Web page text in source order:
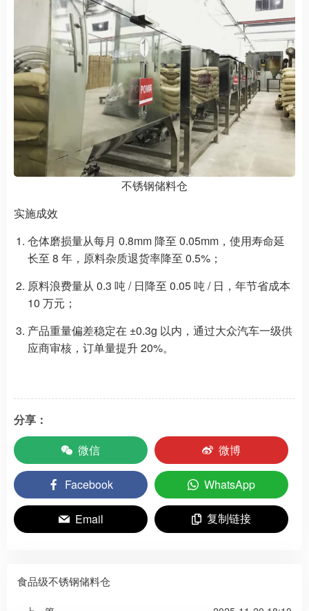
不锈钢储料仓
实施成效​
仓体磨损量从每月 0.8mm 降至 0.05mm，使用寿命延
长至 8 年，原料杂质退货率降至 0.5%；​
原料浪费量从 0.3 吨 / 日降至 0.05 吨 / 日，年节省成本
10 万元；​
产品重量偏差稳定在 ±0.3g 以内，通过大众汽车一级供
应商审核，订单量提升 20%。
分享：
微信
微博
Facebook WhatsApp
Email 复制链接
​食品级不锈钢储料仓